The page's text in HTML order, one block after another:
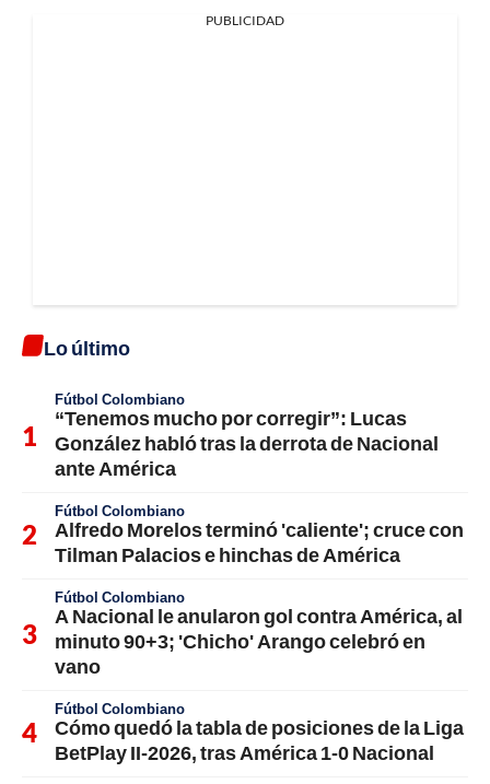
PUBLICIDAD
Lo último
Fútbol Colombiano
“Tenemos mucho por corregir”: Lucas
González habló tras la derrota de Nacional
ante América
Fútbol Colombiano
Alfredo Morelos terminó 'caliente'; cruce con
Tilman Palacios e hinchas de América
Fútbol Colombiano
A Nacional le anularon gol contra América, al
minuto 90+3; 'Chicho' Arango celebró en
vano
Fútbol Colombiano
Cómo quedó la tabla de posiciones de la Liga
BetPlay II-2026, tras América 1-0 Nacional